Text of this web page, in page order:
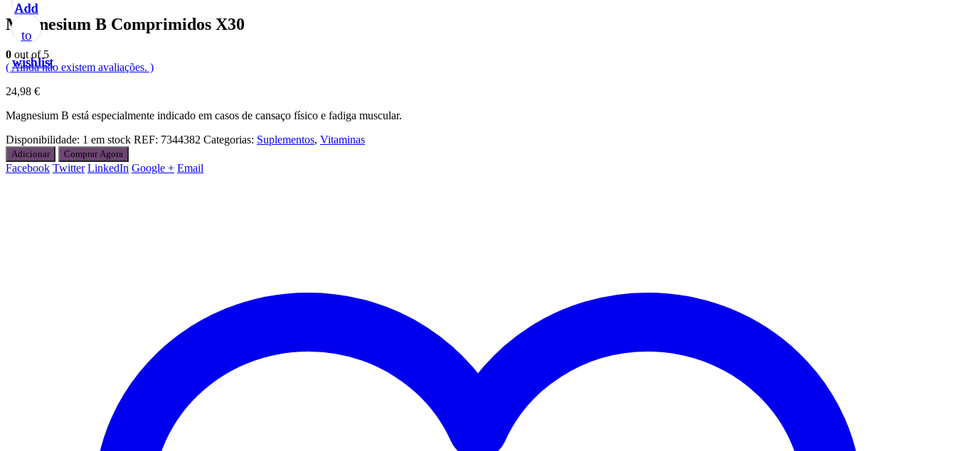
Magnesium B Comprimidos X30
0 out of 5
( Ainda não existem avaliações. )
24,98 €
Magnesium B está especialmente indicado em casos de cansaço físico e fadiga muscular.
Disponibilidade: 1 em stock REF: 7344382 Categorias: Suplementos, Vitaminas
Adicionar Comprar Agora
Facebook Twitter LinkedIn Google + Email
Add
to
wishlist
Add
to
wishlist
Add
to
wishlist
Add
to
wishlist
Add
to
wishlist